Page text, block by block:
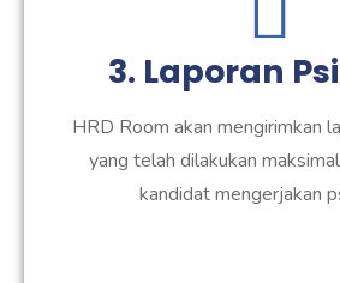
3. Laporan
HRD Room akan mengirimkan
yang telah dilakukan
kandidat mengerjakan